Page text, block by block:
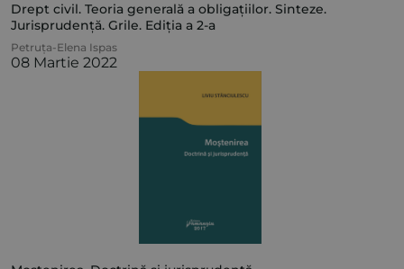
Drept civil. Teoria generală a obligațiilor. Sinteze.
Jurisprudență. Grile. Ediția a 2-a
Petruța-Elena Ispas
08 Martie 2022